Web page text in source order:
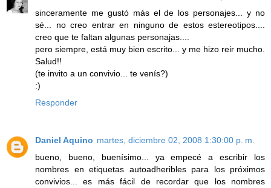
sinceramente me gustó más el de los personajes... y no
sé... no creo entrar en ninguno de estos estereotipos....
creo que te faltan algunas personajas....
pero siempre, está muy bien escrito... y me hizo reir mucho.
Salud!!
(te invito a un convivio... te venís?)
:)
Responder
Daniel Aquino martes, diciembre 02, 2008 1:30:00 p. m.
bueno, bueno, buenísimo... ya empecé a escribir los
nombres en etiquetas autoadheribles para los próximos
convivios... es más fácil de recordar que los nombres